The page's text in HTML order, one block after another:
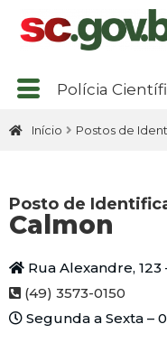
Polícia
Início Postos de
Posto de
Calmon
Rua Alexandre, 123
(49) 3573-0150
Segunda a Sexta –